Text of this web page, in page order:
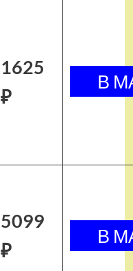
1625
₽
5099
₽